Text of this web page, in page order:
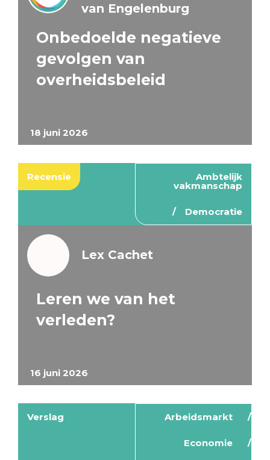
18 juni 2026
van Engelenburg
Onbedoelde negatieve
gevolgen van
overheidsbeleid
Recensie Ambtelijk
vakmanschap
Democratie
16 juni 2026
Lex Cachet
Leren we van het
verleden?
Verslag Arbeidsmarkt
Economie